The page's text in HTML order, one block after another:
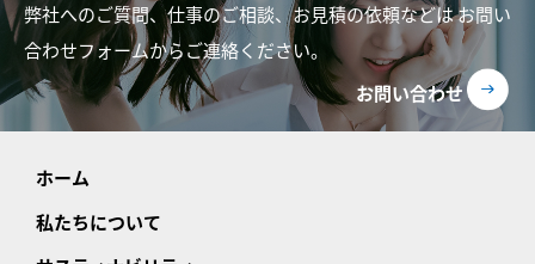
弊社へのご質問、仕事のご相談、お見積の依頼などはお問い
合わせフォームからご連絡ください。
お問い合わせ
ホーム
私たちについて